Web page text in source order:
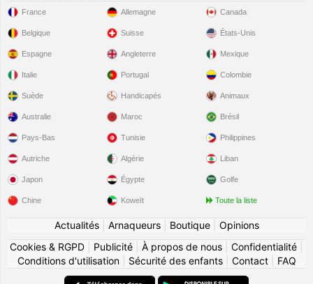
France
Belgique
Espagne
Italie
Suède
Allemagne
Suisse
Angleterre
Portugal
Handicapés
Canada
États-Unis
Mexique
Colombie
Animaux
Australie
Pays-Bas
Autriche
Japon
Chine
Maroc
Tunisie
Algérie
Égypte
Koweït
Brésil
Philippines
Liban
Golfe
Toute la liste
Actualités| Arnaqueurs| Boutique| Opinions
Cookies & RGPD
Publicité À propos de nous Confidentialité
Conditions d'utilisation| Sécurité des enfants| Contact| FAQ